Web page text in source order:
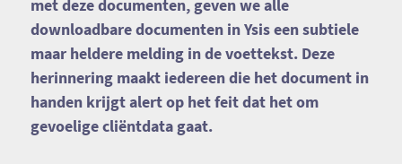
met deze documenten, geven we alle
downloadbare documenten in Ysis een subtiele
maar heldere melding in de voettekst. Deze
herinnering maakt iedereen die het document in
handen krijgt alert op het feit dat het om
gevoelige cliëntdata gaat.